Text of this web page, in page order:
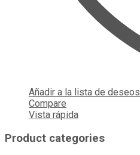
Añadir a la lista de deseos
Compare
Vista rápida
Product categories